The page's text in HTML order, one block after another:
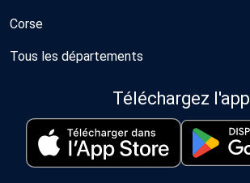
Corse
Tous les départements
Téléchargez l'app